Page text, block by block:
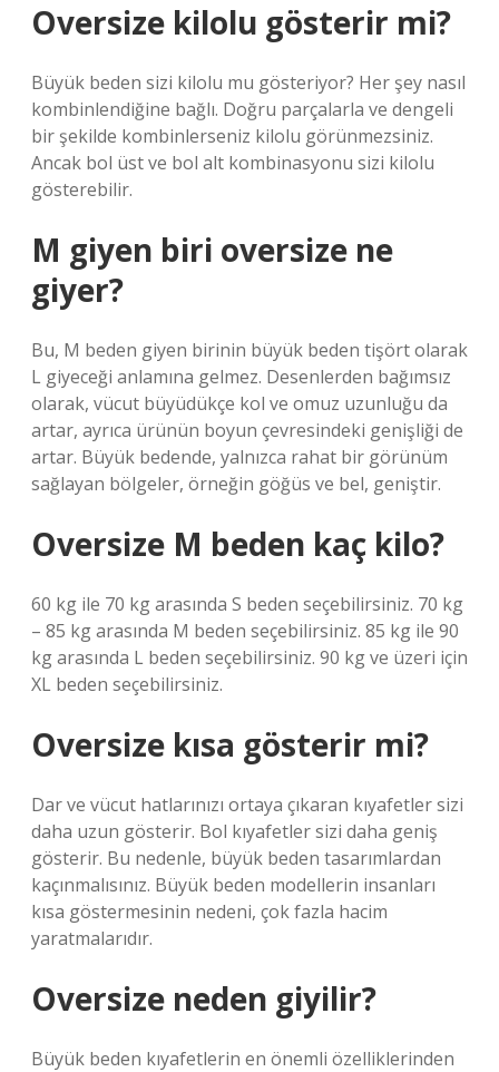
Oversize kilolu gösterir mi?
Büyük beden sizi kilolu mu gösteriyor? Her şey nasıl
kombinlendiğine bağlı. Doğru parçalarla ve dengeli
bir şekilde kombinlerseniz kilolu görünmezsiniz.
Ancak bol üst ve bol alt kombinasyonu sizi kilolu
gösterebilir.
M giyen biri oversize ne
giyer?
Bu, M beden giyen birinin büyük beden tişört olarak
L giyeceği anlamına gelmez. Desenlerden bağımsız
olarak, vücut büyüdükçe kol ve omuz uzunluğu da
artar, ayrıca ürünün boyun çevresindeki genişliği de
artar. Büyük bedende, yalnızca rahat bir görünüm
sağlayan bölgeler, örneğin göğüs ve bel, geniştir.
Oversize M beden kaç kilo?
60 kg ile 70 kg arasında S beden seçebilirsiniz. 70 kg
– 85 kg arasında M beden seçebilirsiniz. 85 kg ile 90
kg arasında L beden seçebilirsiniz. 90 kg ve üzeri için
XL beden seçebilirsiniz.
Oversize kısa gösterir mi?
Dar ve vücut hatlarınızı ortaya çıkaran kıyafetler sizi
daha uzun gösterir. Bol kıyafetler sizi daha geniş
gösterir. Bu nedenle, büyük beden tasarımlardan
kaçınmalısınız. Büyük beden modellerin insanları
kısa göstermesinin nedeni, çok fazla hacim
yaratmalarıdır.
Oversize neden giyilir?
Büyük beden kıyafetlerin en önemli özelliklerinden